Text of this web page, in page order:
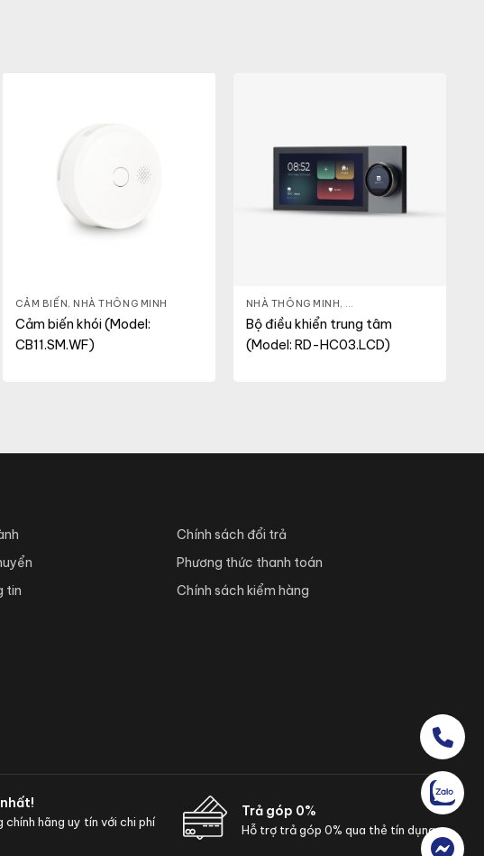
CẢM BIẾN, NHÀ THÔNG MINH
Cảm biến khói (Model:
CB11.SM.WF)
NHÀ THÔNG MINH, THIẾT BỊ TRUNG TÂM
Bộ điều khiển trung tâm
(Model: RD-HC03.LCD)
tin
Chính sách đổi trả
Phương thức thanh toán
Chính sách kiểm hàng
chính hãng uy tín với chi phí
Trả góp 0%
Hỗ trợ trả góp 0% qua thẻ tín dụng